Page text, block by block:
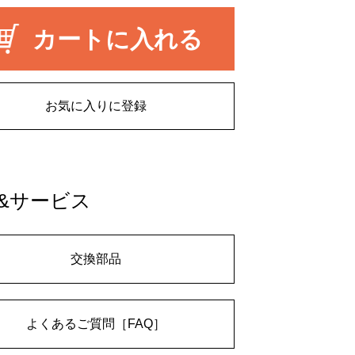
カートに入れる
お気に入りに登録
サービス
交換部品
よくあるご質問［FAQ］